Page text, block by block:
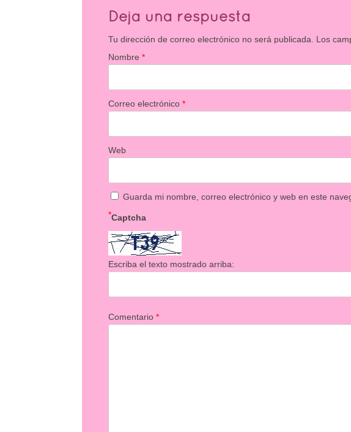
Deja una respuesta
Tu dirección de correo electrónico no será publicada. Los
Nombre*
Correo electrónico*
Web
Guarda mi nombre, correo electrónico y web en este
Captcha
*
Escriba el texto mostrado arriba:
Comentario*